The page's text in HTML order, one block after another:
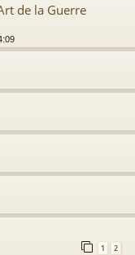
de la Guerre
1 2